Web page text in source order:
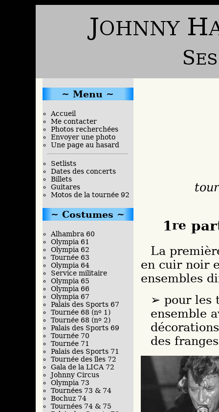
1re
La première partie débutera avec un ensemble
en cuir noir
ensembles
pour les
ensemble
des
Menu
Accueil
Me contacter
Photos recherchées
Envoyer une photo
Une page au hasard
Setlists
Dates des concerts
Billets
Guitares
Motos de la tournée 92
Costumes
Alhambra 60
Olympia 61
Olympia 62
Tournée 63
Olympia 64
Service militaire
Olympia 65
Olympia 66
Olympia 67
Palais des Sports 67
Tournée 68 (no 1)
Tournée 68 (no 2)
Palais des Sports 69
Tournée 70
Tournée 71
Palais des Sports 71
Tournée des îles 72
Gala de la LICA 72
Johnny Circus
Olympia 73
Tournées 73 & 74
Bochuz 74
Tournées 74 & 75